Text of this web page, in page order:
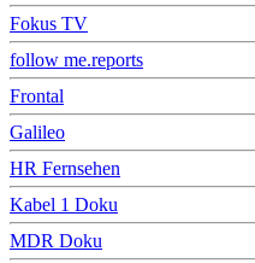
Fokus TV
follow me.reports
Frontal
Galileo
HR Fernsehen
Kabel 1 Doku
MDR Doku